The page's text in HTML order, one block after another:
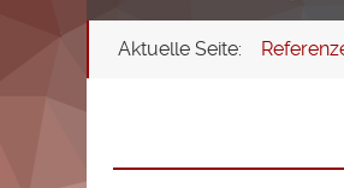
Aktuelle Seite: